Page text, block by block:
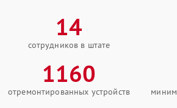
14
сотрудников в штате
1160
отремонтированных устройств